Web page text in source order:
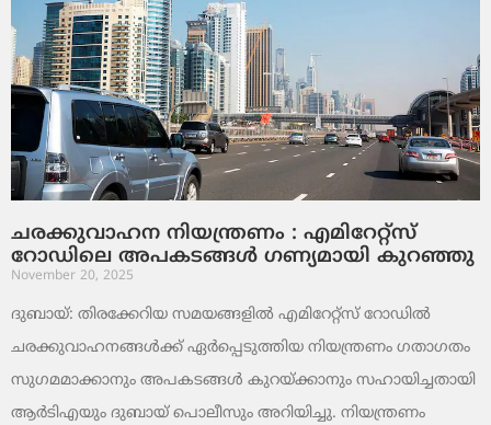
ചരക്കുവാഹന നിയന്ത്രണം : എമിറേറ്റ്സ്
റോഡിലെ അപകടങ്ങൾ ഗണ്യമായി കുറഞ്ഞു
November 20, 2025
ദുബായ്: തിരക്കേറിയ സമയങ്ങളിൽ എമിറേറ്റ്സ് റോഡിൽ
ചരക്കുവാഹനങ്ങൾക്ക് ഏർപ്പെടുത്തിയ നിയന്ത്രണം ഗതാഗതം
സുഗമമാക്കാനും അപകടങ്ങൾ കുറയ്ക്കാനും സഹായിച്ചതായി
ആർടിഎയും ദുബായ് പൊലീസും അറിയിച്ചു. നിയന്ത്രണം